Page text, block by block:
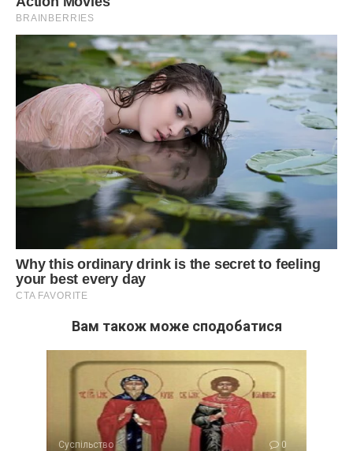
Вам також може сподобатися
Суспільство 0